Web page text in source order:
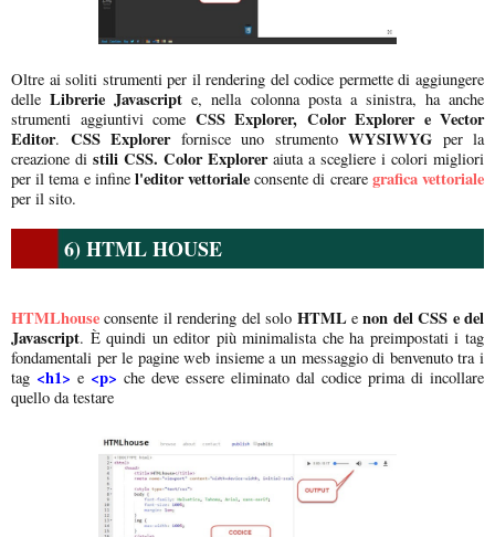
Oltre ai soliti strumenti per il rendering del codice permette di aggiungere
delleLibrerie Javascript e, nella colonna posta a sinistra, ha anche
strumenti aggiuntivi come CSS Explorer, Color Explorer e Vector
Editor. CSS Explorerfornisce uno strumento WYSIWYG per la
creazione di stili CSS. Color Exploreraiuta a scegliere i colori migliori
per il tema e infinel'editor vettoriale consente di creare grafica vettoriale
per il sito.
6) HTML HOUSE
HTMLhouse consente il rendering del solo HTML enon del CSS e del
Javascript. È quindi un editor più minimalista che ha preimpostati i tag
fondamentali per le pagine web insieme a un messaggio di benvenuto tra i
tag <h1> e <p> che deve essere eliminato dal codice prima di incollare
quello da testare